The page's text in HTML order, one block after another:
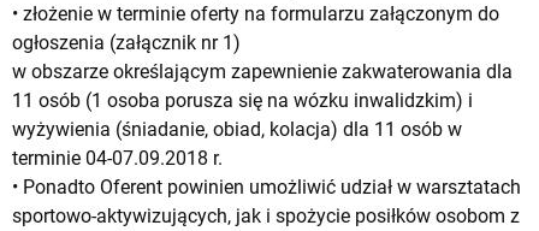
• złożenie w terminie oferty na formularzu załączonym do
ogłoszenia (załącznik nr 1)
w obszarze określającym zapewnienie zakwaterowania dla
11 osób (1 osoba porusza się na wózku inwalidzkim) i
wyżywienia (śniadanie, obiad, kolacja) dla 11 osób w
terminie 04-07.09.2018 r.
• Ponadto Oferent powinien umożliwić udział w warsztatach
sportowo-aktywizujących, jak i spożycie posiłków osobom z